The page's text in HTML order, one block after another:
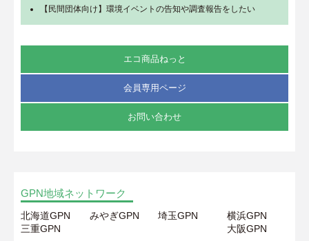
【民間団体向け】環境イベントの告知や調査報告をしたい
エコ商品ねっと
会員専用ページ
お問い合わせ
GPN地域ネットワーク
北海道GPN みやぎGPN 埼玉GPN
横浜GPN
三重GPN
大阪GPN